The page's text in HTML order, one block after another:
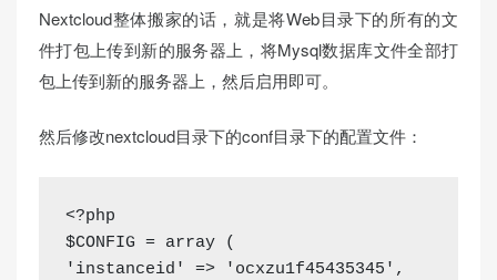
Nextcloud整体搬家的话，就是将Web目录下的所有的文
件打包上传到新的服务器上，将Mysql数据库文件全部打
包上传到新的服务器上，然后启用即可。
然后修改nextcloud目录下的conf目录下的配置文件：
<
$CONFIG = array
'instanceid'
=> 'ocxzu1f45435345'